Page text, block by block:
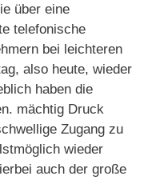
über eine
telefonische
bei leichteren
also heute, wieder
haben die
mächtig Druck
Zugang zu
wieder
auch der große